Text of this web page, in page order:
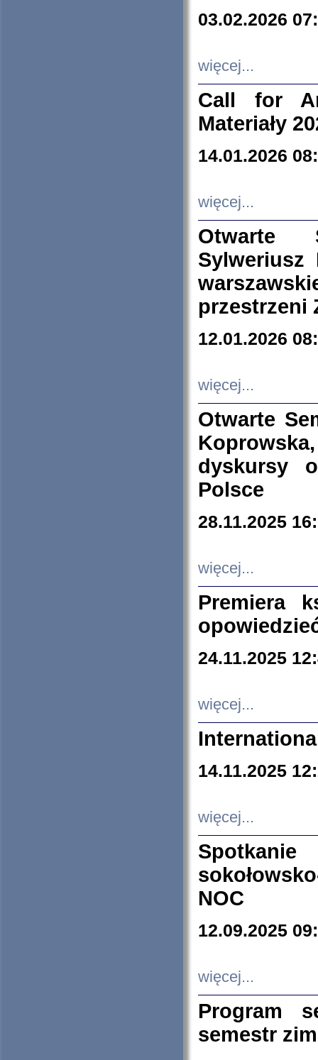
03.02.2026
więcej...
Call for
Materiały
14.01.2026
więcej...
Otwarte
Sylweriusz
przestrzeni
12.01.2026
więcej...
Otwarte
dyskursy
Polsce
28.11.2025
więcej...
Premiera
24.11.2025
więcej...
14.11.2025
więcej...
NOC
12.09.2025
więcej...
Program
semestr